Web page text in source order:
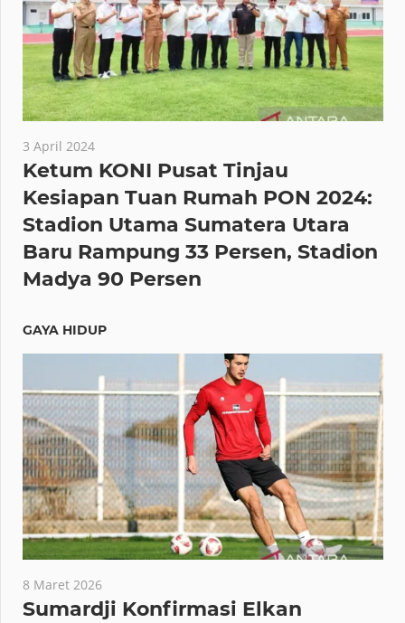
3 April 2024
Ketum KONI Pusat Tinjau
Kesiapan Tuan Rumah PON 2024:
Stadion Utama Sumatera Utara
Baru Rampung 33 Persen, Stadion
Madya 90 Persen
GAYA HIDUP
8 Maret 2026
Sumardji Konfirmasi Elkan